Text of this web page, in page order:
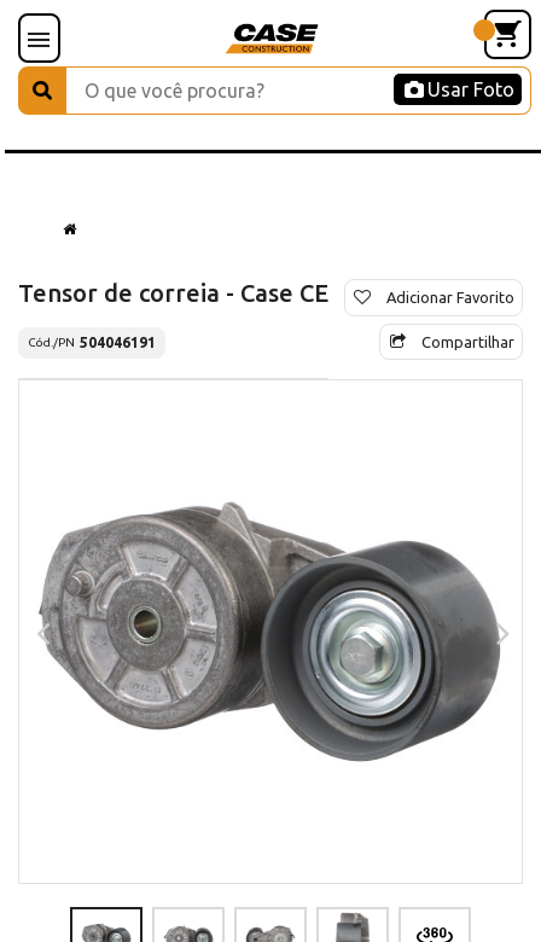
Usar Foto
Tensor de correia - Case CE
Cód./PN 504046191
Adicionar Favorito
Compartilhar